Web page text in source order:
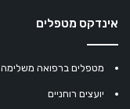
אינדקס מטפלים
מטפלים ברפואה משלימה
יועצים רוחניים